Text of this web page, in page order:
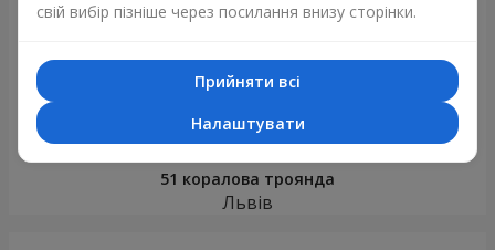
51 коралова троянда
Львів
свій вибір пізніше через посилання внизу сторінки.
Прийняти всі
Налаштувати